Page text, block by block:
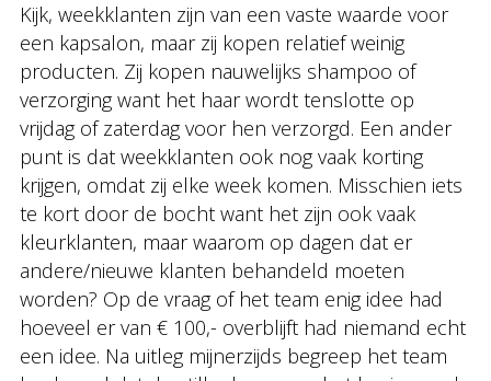
Kijk, weekklanten zijn van een vaste waarde voor
een kapsalon, maar zij kopen relatief weinig
producten. Zij kopen nauwelijks shampoo of
verzorging want het haar wordt tenslotte op
vrijdag of zaterdag voor hen verzorgd. Een ander
punt is dat weekklanten ook nog vaak korting
krijgen, omdat zij elke week komen. Misschien iets
te kort door de bocht want het zijn ook vaak
kleurklanten, maar waarom op dagen dat er
andere/nieuwe klanten behandeld moeten
worden? Op de vraag of het team enig idee had
hoeveel er van € 100,- overblijft had niemand echt
een idee. Na uitleg mijnerzijds begreep het team